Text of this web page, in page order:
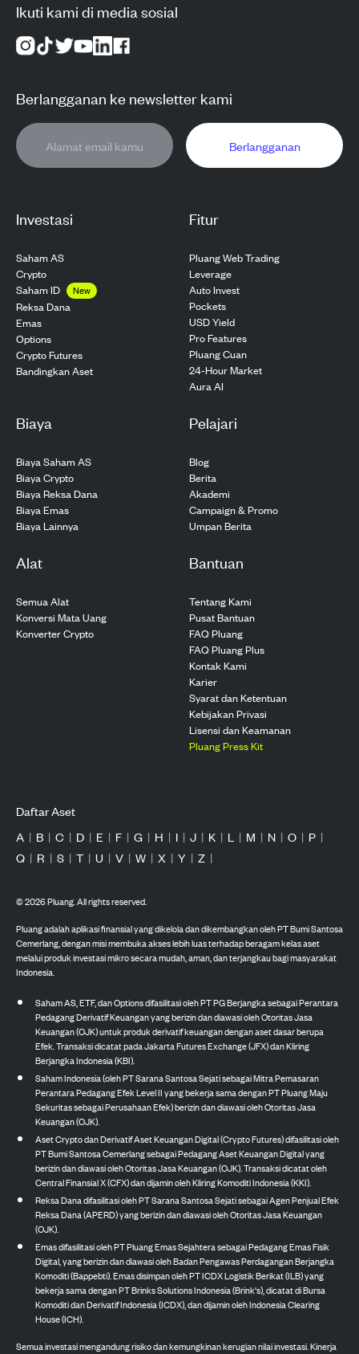
Investasi
Saham AS
Crypto
Saham ID
New
Reksa Dana
Emas
Options
Crypto Futures
Bandingkan Aset
Fitur
Pluang Web Trading
Leverage
Auto Invest
Pockets
USD Yield
Pro Features
Pluang Cuan
24-Hour Market
Aura AI
Biaya
Biaya Saham AS
Biaya Crypto
Biaya Reksa Dana
Biaya Emas
Biaya Lainnya
Pelajari
Blog
Berita
Akademi
Campaign & Promo
Umpan Berita
Alat
Semua Alat
Konversi Mata Uang
Konverter Crypto
Bantuan
Tentang Kami
Pusat Bantuan
FAQ Pluang
FAQ Pluang Plus
Kontak Kami
Karier
Syarat dan Ketentuan
Kebijakan Privasi
Lisensi dan Keamanan
Pluang Press Kit
Ikuti kami di media sosial
Berlangganan ke newsletter kami
Berlangganan
Daftar Aset
A | B | C | D | E | F | G | H | I | J | K | L | M | N | O | P |
Q | R | S | T | U | V | W | X | Y | Z |
©2026Pluang. All rights reserved.
Pluang adalah aplikasi finansial yang dikelola dan dikembangkan oleh PT Bumi Santosa
Cemerlang, dengan misi membuka akses lebih luas terhadap beragam kelas aset
melalui produk investasi mikro secara mudah, aman, dan terjangkau bagi masyarakat
Indonesia.
Saham AS, ETF, dan Options difasilitasi oleh PT PG Berjangka sebagai Perantara
Pedagang Derivatif Keuangan yang berizin dan diawasi oleh Otoritas Jasa
Keuangan (OJK) untuk produk derivatif keuangan dengan aset dasar berupa
Efek. Transaksi dicatat pada Jakarta Futures Exchange (JFX) dan Kliring
Berjangka Indonesia (KBI).
Saham Indonesia (oleh PT Sarana Santosa Sejati sebagai Mitra Pemasaran
Perantara Pedagang Efek Level II yang bekerja sama dengan PT Pluang Maju
Sekuritas sebagai Perusahaan Efek) berizin dan diawasi oleh Otoritas Jasa
Keuangan (OJK).
Aset Crypto dan Derivatif Aset Keuangan Digital (Crypto Futures) difasilitasi oleh
PT Bumi Santosa Cemerlang sebagai Pedagang Aset Keuangan Digital yang
berizin dan diawasi oleh Otoritas Jasa Keuangan (OJK). Transaksi dicatat oleh
Central Finansial X (CFX) dan dijamin oleh Kliring Komoditi Indonesia (KKI).
Reksa Dana difasilitasi oleh PT Sarana Santosa Sejati sebagai Agen Penjual Efek
Reksa Dana (APERD) yang berizin dan diawasi oleh Otoritas Jasa Keuangan
(OJK).
Emas difasilitasi oleh PT Pluang Emas Sejahtera sebagai Pedagang Emas Fisik
Digital, yang berizin dan diawasi oleh Badan Pengawas Perdagangan Berjangka
Komoditi (Bappebti). Emas disimpan oleh PT ICDX Logistik Berikat (ILB) yang
bekerja sama dengan PT Brinks Solutions Indonesia (Brink's), dicatat di Bursa
Komoditi dan Derivatif Indonesia (ICDX), dan dijamin oleh Indonesia Clearing
House (ICH).
Semua investasi mengandung risiko dan kemungkinan kerugian nilai investasi. Kinerja